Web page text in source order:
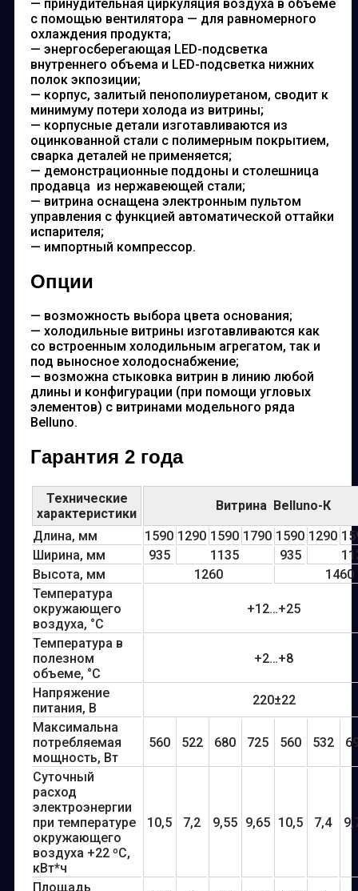
— принудительная циркуляция воздуха в объеме
с помощью вентилятора — для равномерного
охлаждения продукта;
— энергосберегающая LED-подсветка
внутреннего объема и LED-подсветка нижних
полок экпозиции;
— корпус, залитый пенополиуретаном, сводит к
минимуму потери холода из витрины;
— корпусные детали изготавливаются из
оцинкованной стали с полимерным покрытием,
сварка деталей не применяется;
— демонстрационные поддоны и столешница
продавца из нержавеющей стали;
— витрина оснащена электронным пультом
управления с функцией автоматической оттайки
испарителя;
— импортный компрессор.
Опции
— возможность выбора цвета основания;
— холодильные витрины изготавливаются как
со встроенным холодильным агрегатом, так и
под выносное холодоснабжение;
— возможна стыковка витрин в линию любой
длины и конфигурации (при помощи угловых
элементов) с витринами модельного ряда
Belluno.
Гарантия 2 года
Технические
характеристики
Витрина Belluno-К
Длина, мм
1590 1290 1590 1790 1590 1290
Ширина, мм
935 1135 935
Высота, мм
1260
1460
Температура
окружающего
воздуха, °С
+12…+25
Температура в
полезном
объеме, °С
+2…+8
Напряжение
питания, В
220±22
Максимальна
потребляемая
мощность, Вт
560 522 680 725 560 532
Суточный
расход
электроэнергии
при температуре
окружающего
воздуха +22 ºС,
кВт*ч
10,5 7,2 9,55 9,65 10,5 7,4
Площадь